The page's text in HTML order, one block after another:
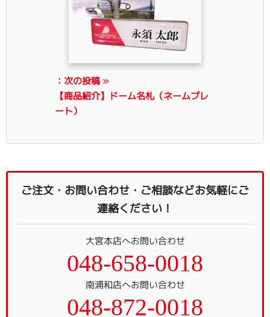
：次の投稿 »
【商品紹介】ドーム名札（ネームプレ
ート）
ご注文・お問い合わせ・ご相談などお気軽にご
連絡ください！
大宮本店へお問い合わせ
048-658-0018
南浦和店へお問い合わせ
048-872-0018